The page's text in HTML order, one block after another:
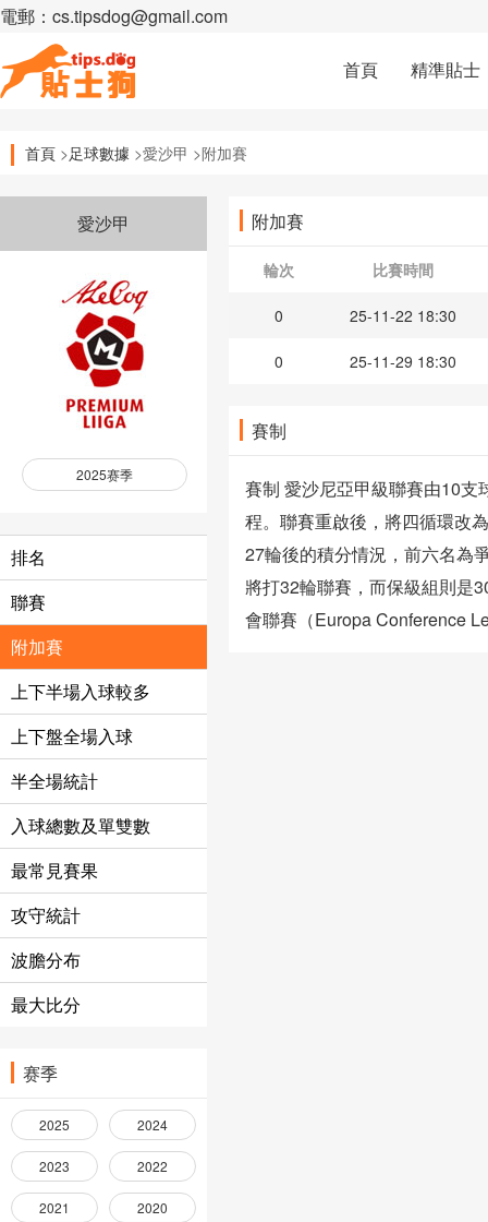
電郵：cs.tipsdog@gmail.com
首頁 精準貼士
首頁 >足球數據 >愛沙甲 >附加賽
愛沙甲
2025赛季
排名
聯賽
附加賽
上下半場入球較多
上下盤全場入球
半全場統計
入球總數及單雙數
最常見賽果
攻守統計
波膽分布
最大比分
赛季
2025 2024
2023 2022
2021 2020
附加賽
輪次 比賽時間
0 25-11-22 18:30
0 25-11-29 18:30
賽制
賽制 愛沙尼亞甲級聯賽由10
程。聯賽重啟後，將四循環改
27輪後的積分情況，前六名為
將打32輪聯賽，而保級組則是
會聯賽（Europa Conference